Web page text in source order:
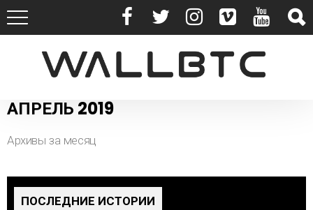
АПРЕЛЬ 2019
Архивы за месяц
ПОСЛЕДНИЕ ИСТОРИИ